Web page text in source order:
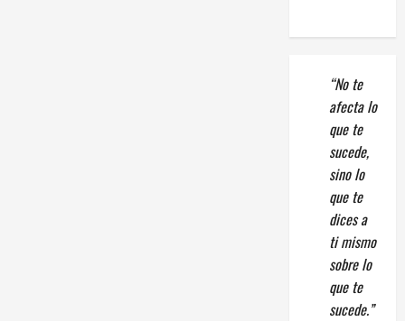
“No te
afecta lo
que te
sucede,
sino lo
que te
dices a
ti mismo
sobre lo
que te
sucede.”